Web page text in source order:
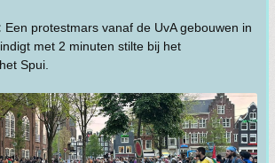
Een protestmars vanaf de UvA gebouwen in
met 2 minuten stilte bij het
Spui.